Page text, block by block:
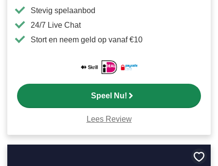
Stevig spelaanbod
24/7 Live Chat
Stort en neem geld op vanaf €10
Speel Nu!
Lees Review